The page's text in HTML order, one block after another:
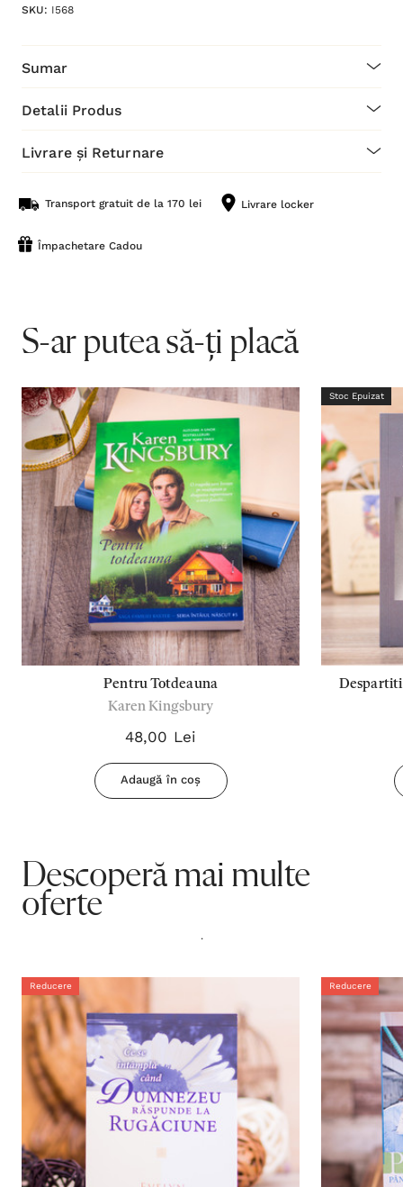
SKU: I568
Sumar
Detalii Produs
Livrare și Returnare
Transport gratuit de la 170 lei Livrare locker
Împachetare Cadou
S-ar putea să-ți placă
Pentru Totdeauna
Karen Kingsbury
48,00 Lei
Adaugă în coș
Stoc Epuizat
Despartiti
Descoperă mai multe
oferte
.
Reducere Reducere